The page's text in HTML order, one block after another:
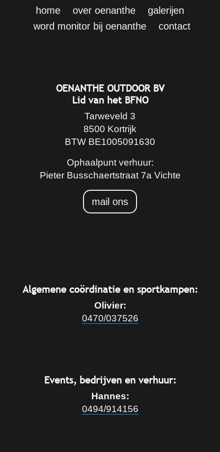
home over oenanthe
galerijen
word monitor bij oenanthe
contact
OENANTHE OUTDOOR BV
Lid van het BFNO
Tarweveld 3
8500 Kortrijk
BTW BE1005091630
Ophaalpunt verhuur:
Pieter Busschaertstraat 7a Vichte
mail ons
Algemene coördinatie en sportkampen:
Olivier:
0470/037526
Events, bedrijven en verhuur:
Hannes:
0494/914156